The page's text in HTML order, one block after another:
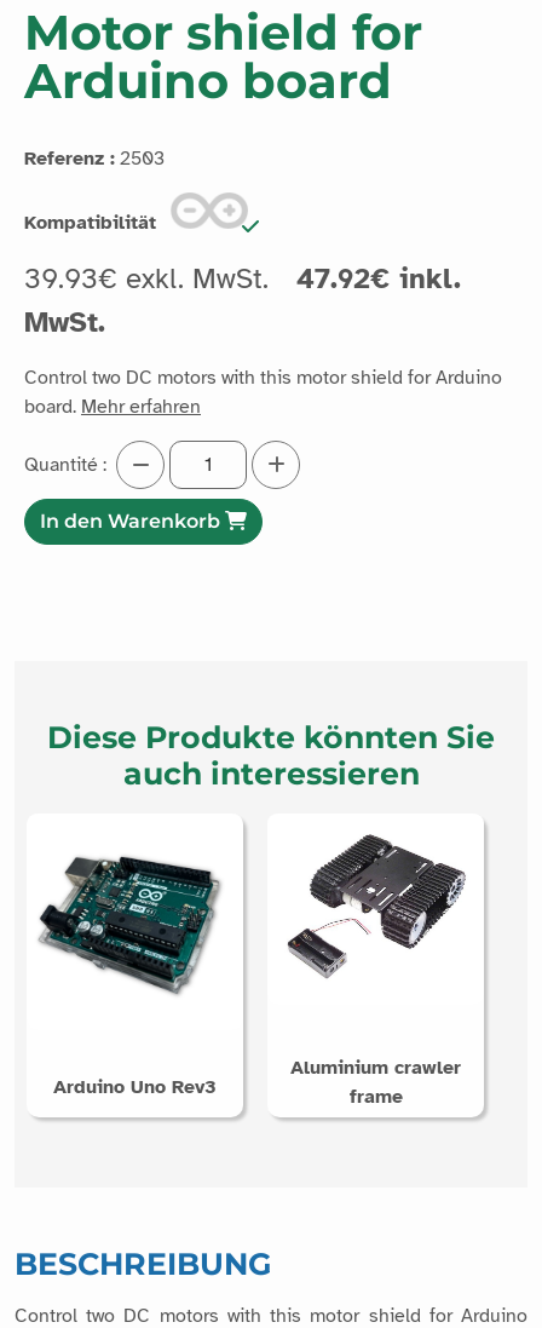
Motor shield for
Arduino board
Referenz : 2503
Kompatibilität
39.93€ exkl. MwSt.
47.92€ inkl.
MwSt.
Control two DC motors with this motor shield for Arduino
board. Mehr erfahren
Quantité :
In den Warenkorb
Diese Produkte könnten Sie
auch interessieren
Arduino Uno Rev3
Aluminium crawler
frame
BESCHREIBUNG
Control two DC motors with this motor shield for Arduino